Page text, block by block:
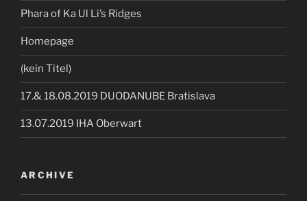
Phara of Ka Ul Li’s Ridges
Homepage
(kein Titel)
17.& 18.08.2019 DUODANUBE Bratislava
13.07.2019 IHA Oberwart
ARCHIVE